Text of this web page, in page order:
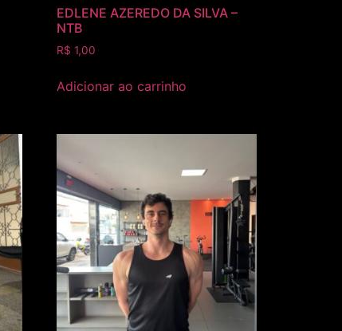
EDLENE AZEREDO DA SILVA –
NTB
R$ 1,00
Adicionar ao carrinho